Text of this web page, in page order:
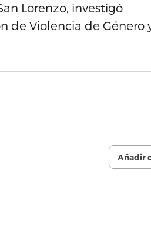
Lorenzo, investigó
de Violencia de Género
Añadir